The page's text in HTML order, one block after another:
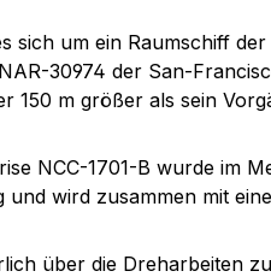
sich um ein Raumschiff
30974 der San-
m größer als sein
NCC-1701-B wurde im
wird zusammen mit
über die Dreharbeiten